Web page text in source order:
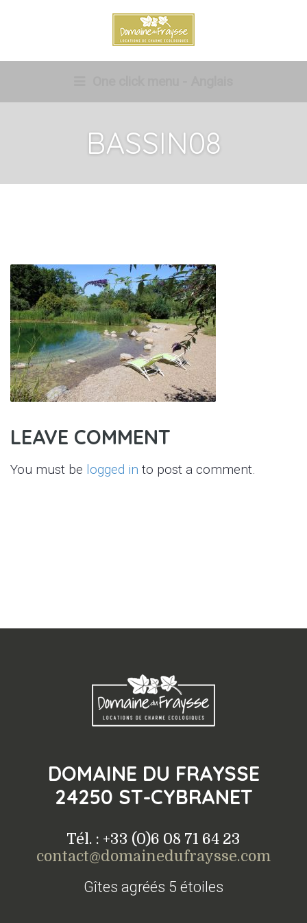
BASSIN08
LEAVE COMMENT
You must be logged in to post a comment.
DOMAINE DU FRAYSSE
24250 ST-CYBRANET
Tél. : +33 (0)6 08 71 64 23
contact@domainedufraysse.com
Gîtes agréés 5 étoiles